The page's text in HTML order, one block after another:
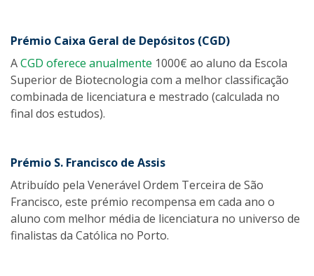
Prémio Caixa Geral de Depósitos (CGD)
ACGD oferece anualmente 1000€ ao aluno da Escola
Superior de Biotecnologia com a melhor classificação
combinada de licenciatura e mestrado (calculada no
final dos estudos).
Prémio S. Francisco de Assis
Atribuído pela Venerável Ordem Terceira de São
Francisco, este prémio recompensa em cada ano o
aluno com melhor média de licenciatura no universo de
finalistas da Católica no Porto.